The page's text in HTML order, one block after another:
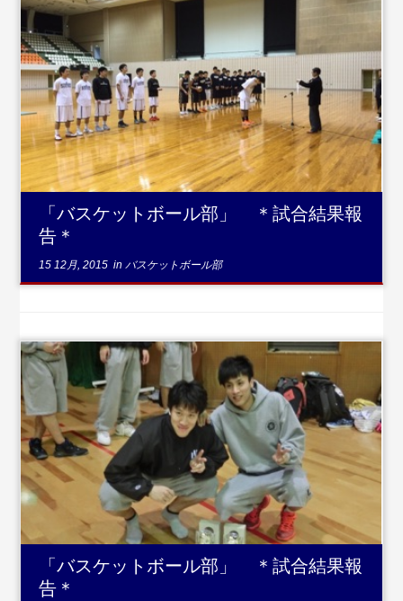
...続
きを読む
「バスケットボール部」 ＊試合結果報
告＊
15 12月, 2015 inバスケットボール部
...続きを読む
「バスケットボール部」 ＊試合結果報
告＊